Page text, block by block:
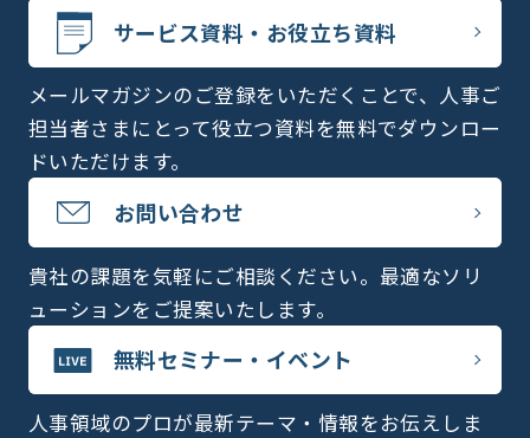
サービス資料・お役立ち資料
メールマガジンのご登録をいただくことで、人事ご
担当者さまにとって役立つ資料を無料でダウンロー
ドいただけます。
お問い合わせ
貴社の課題を気軽にご相談ください。最適なソリ
ューションをご提案いたします。
無料セミナー・イベント
人事領域のプロが最新テーマ・情報をお伝えしま